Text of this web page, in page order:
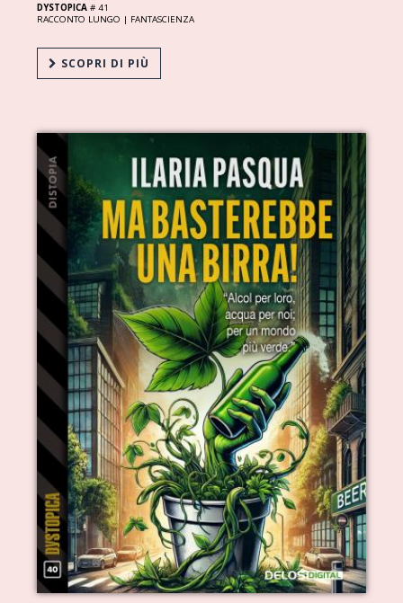
DYSTOPICA # 41
RACCONTO LUNGO | FANTASCIENZA
SCOPRI DI PIÙ